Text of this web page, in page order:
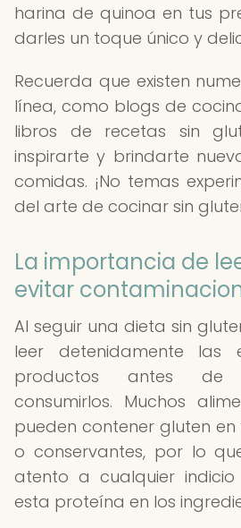
harina de quinoa en tus
darles un toque único y
Recuerda que existen
línea, como blogs de
libros de recetas sin
inspirarte y brindarte
comidas. ¡No temas
del arte de cocinar sin
La importancia de
evitar
Al seguir una dieta sin
leer detenidamente las
productos antes de
consumirlos. Muchos
pueden contener gluten
o conservantes, por lo
atento a cualquier
esta proteína en los